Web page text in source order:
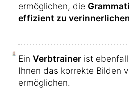
ermöglichen, die
effizient zu verinnerlichen
Ein Verbtrainer ist
Ihnen das korrekte Bilden
ermöglichen.